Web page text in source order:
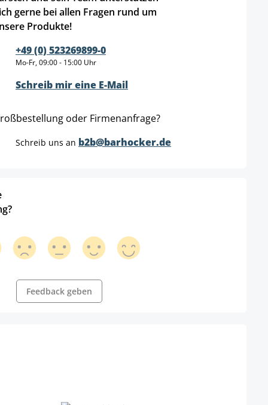
gerne bei allen Fragen rund um
Produkte!
+49 (0) 523269899-0
Mo-Fr, 09:00 - 15:00 Uhr
Schreib mir eine E-Mail
oder Firmenanfrage?
Schreib uns an b2b@barhocker.de
Feedback geben